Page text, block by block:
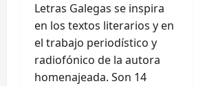
Letras Galegas se inspira
en los textos literarios y en
el trabajo periodístico y
radiofónico de la autora
homenajeada. Son 14